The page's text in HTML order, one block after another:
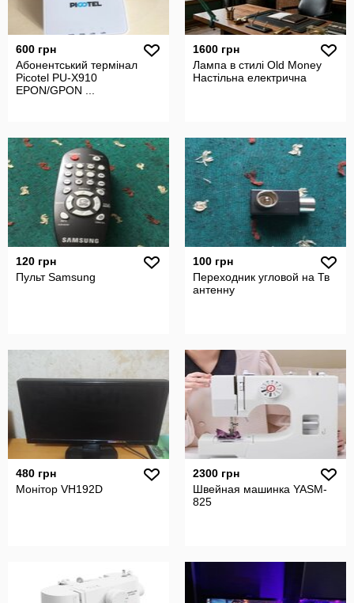
600 грн
Абонентський термінал
Picotel PU-X910
EPON/GPON ...
1600 грн
Лампа в стилі Old Money
Настільна електрична
120 грн
Пульт Samsung
100 грн
Переходник угловой на Тв
антенну
480 грн
Монітор VH192D
2300 грн
Швейная машинка YASM-
825